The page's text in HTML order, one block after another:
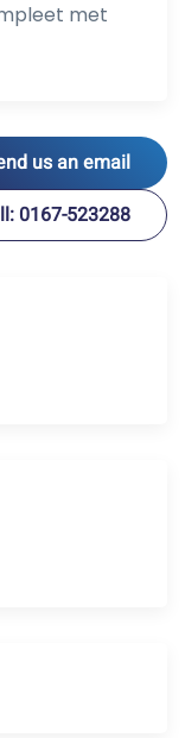
met
us an email
0167-523288